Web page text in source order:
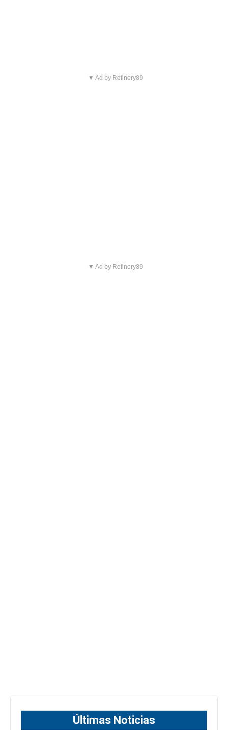
▼ Ad by Refinery89
▼ Ad by Refinery89
Últimas Noticias